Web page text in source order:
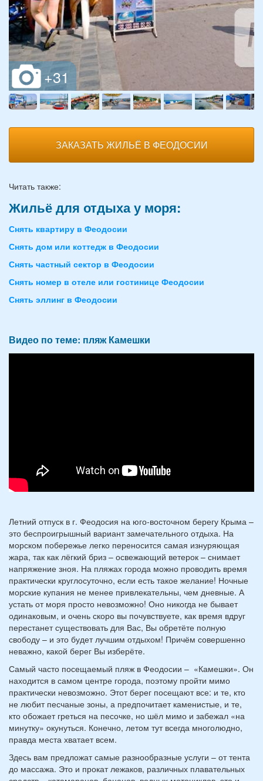
ЗАКАЗАТЬ ЖИЛЬЁ В ФЕОДОСИИ
Читать также:
Жильё для отдыха у моря:
Снять квартиру в Феодосии
Снять дом или коттедж в Феодосии
Снять частный сектор в Феодосии
Снять номер в отеле или гостинице Феодосии
Снять эллинг в Феодосии
Видео по теме: пляж Камешки
Летний отпуск в г. Феодосия на юго-восточном берегу Крыма –
это беспроигрышный вариант замечательного отдыха. На
морском побережье легко переносится самая изнуряющая
жара, так как лёгкий бриз – освежающий ветерок – снимает
напряжение зноя. На пляжах города можно проводить время
практически круглосуточно, если есть такое желание! Ночные
морские купания не менее привлекательны, чем дневные. А
устать от моря просто невозможно! Оно никогда не бывает
одинаковым, и очень скоро вы почувствуете, как время вдруг
перестанет существовать для Вас, Вы обретёте полную
свободу – и это будет лучшим отдыхом! Причём совершенно
неважно, какой берег Вы изберёте.
Самый часто посещаемый пляж в Феодосии – «Камешки». Он
находится в самом центре города, поэтому пройти мимо
практически невозможно. Этот берег посещают все: и те, кто
не любит песчаные зоны, а предпочитает каменистые, и те,
кто обожает греться на песочке, но шёл мимо и забежал «на
минутку» окунуться. Конечно, летом тут всегда многолюдно,
правда места хватает всем.
Здесь вам предложат самые разнообразные услуги – от тента
до массажа. Это и прокат лежаков, различных плавательных